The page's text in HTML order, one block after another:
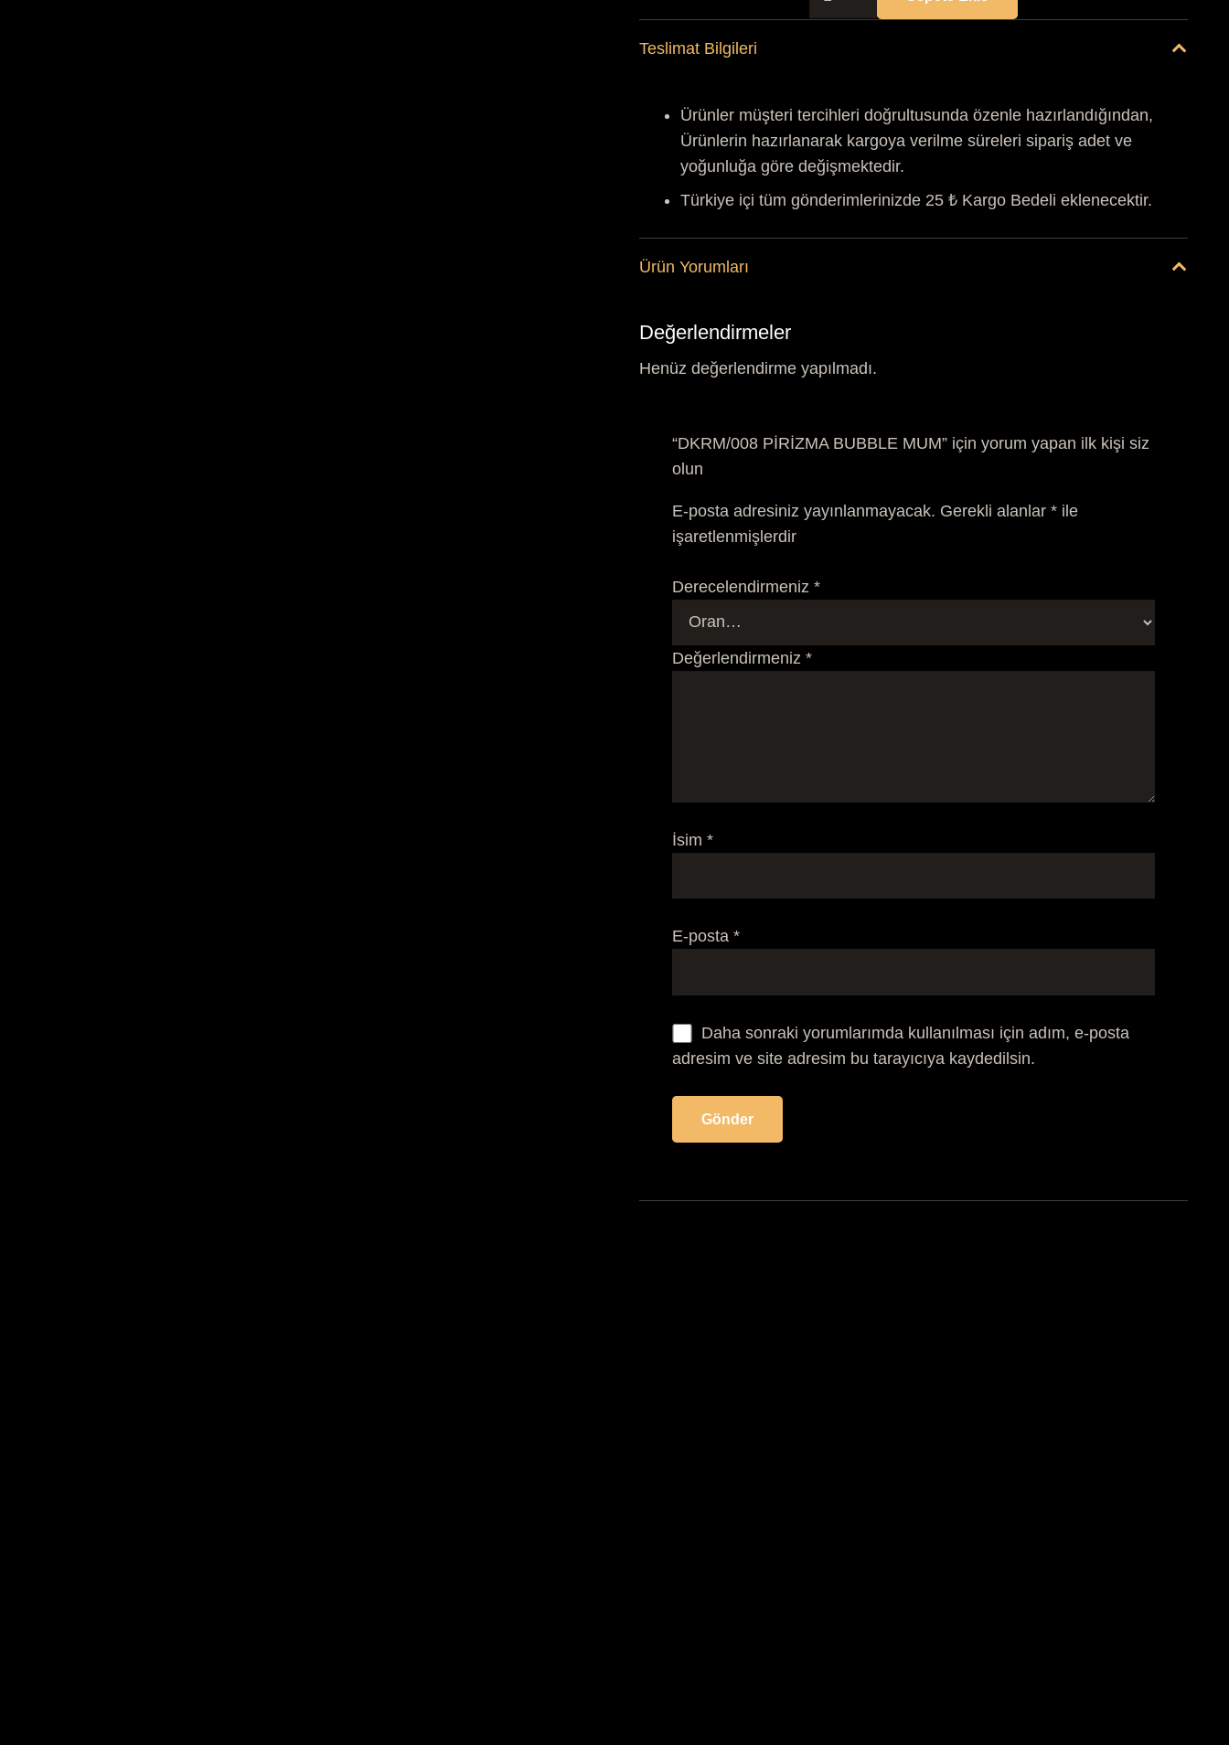
Teslimat Bilgileri
Ürünler müşteri tercihleri doğrultusunda özenle hazırlandığından,
Ürünlerin hazırlanarak kargoya verilme süreleri sipariş adet ve
yoğunluğa göre değişmektedir.
Türkiye içi tüm gönderimlerinizde 25 ₺ Kargo Bedeli eklenecektir.
Ürün Yorumları
Değerlendirmeler
Henüz değerlendirme yapılmadı.
“DKRM/008 PİRİZMA BUBBLE MUM” için yorum yapan ilk kişi siz
olun
E-posta adresiniz yayınlanmayacak. Gerekli alanlar * ile
işaretlenmişlerdir
Derecelendirmeniz *
Değerlendirmeniz *
İsim *
E-posta *
Daha sonraki yorumlarımda kullanılması için adım, e-posta
adresim ve site adresim bu tarayıcıya kaydedilsin.